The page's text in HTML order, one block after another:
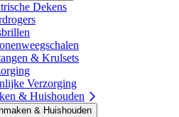
Dekens
& Krulsets
Verzorging
& Huishouden
& Huishouden